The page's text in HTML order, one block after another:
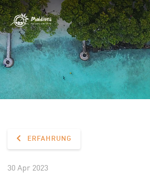
ERFAHRUNG
30 Apr 2023